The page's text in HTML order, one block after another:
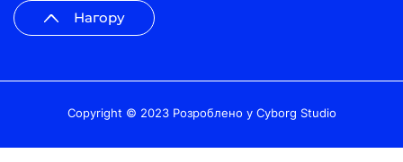
Нагору
Copyright © 2023 Розроблено у Cyborg Studio